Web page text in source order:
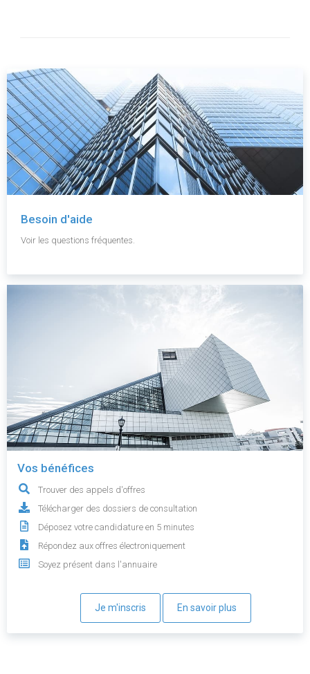
Besoin d'aide
Voir les questions fréquentes.
Vos bénéfices
Trouver des appels d'offres
Télécharger des dossiers de consultation
Déposez votre candidature en 5 minutes
Répondez aux offres électroniquement
Soyez présent dans l'annuaire
Je m'inscris En savoir plus